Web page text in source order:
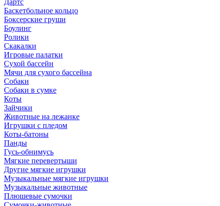
Дартс
Баскетбольное кольцо
Боксерские груши
Боулинг
Ролики
Скакалки
Игровые палатки
Сухой бассейн
Мячи для сухого бассейна
Собаки
Собаки в сумке
Коты
Зайчики
Животные на лежанке
Игрушки с пледом
Коты-батоны
Панды
Гусь-обнимусь
Мягкие перевертыши
Другие мягкие игрушки
Музыкальные мягкие игрушки
Музыкальные животные
Плюшевые сумочки